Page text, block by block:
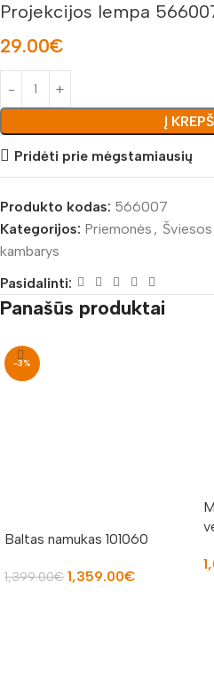
Projekcijos lempa
29.00€
Į
Pridėti prie mėgstamiausių
Produkto kodas: 566007
Kategorijos: Priemonės ,
kambarys
Pasidalinti:
Panašūs produktai
-3%
Baltas namukas 101060
1,399.00€ 1,359.00€